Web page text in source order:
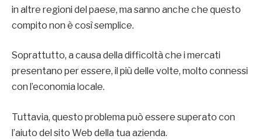
in altre regioni del paese, ma sanno anche che questo
compito non è così semplice.
Soprattutto, a causa della difficoltà che i mercati
presentano per essere, il più delle volte, molto connessi
con l’economia locale.
Tuttavia, questo problema può essere superato con
l’aiuto del sito Web della tua azienda.